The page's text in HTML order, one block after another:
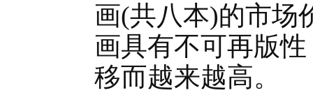
画(共八本)的市场
画具有不可再版
移而越来越高。